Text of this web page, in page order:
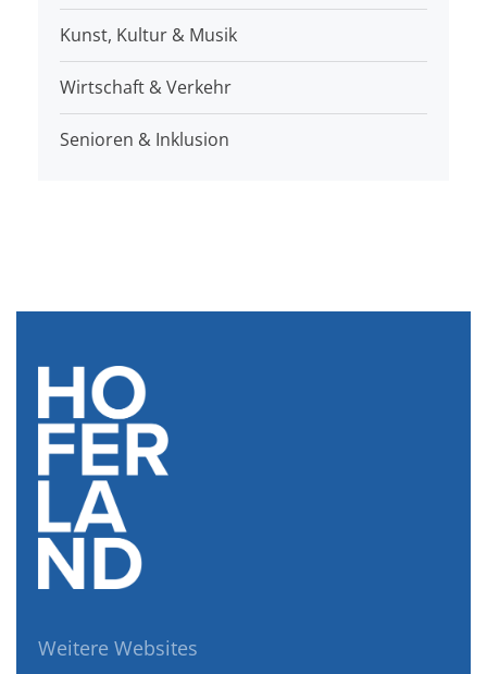
Kunst, Kultur & Musik
Wirtschaft & Verkehr
Senioren & Inklusion
Weitere Websites